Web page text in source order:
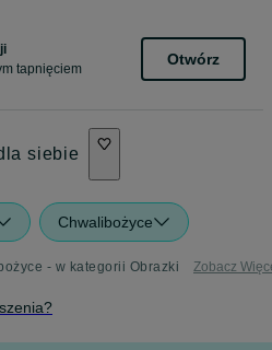
tapnięciem
Otwórz
siebie
Chwalibożyce
- w kategorii Obrazki Zobacz